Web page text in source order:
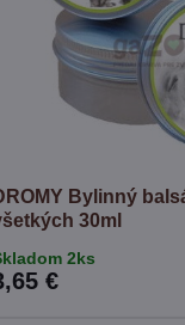
Bylinný
30ml
2ks
€